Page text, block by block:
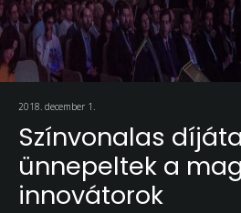
2018. december 1.
Színvonalas
ünnepeltek a
innovátorok